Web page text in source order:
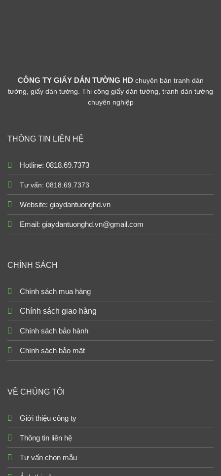
CÔNG TY GIẤY DÁN TƯỜNG HD chuyên bán tranh dán
tường, giấy dán tường. Thi công giấy dán tường, tranh dán tường
chuyên nghiệp
THÔNG TIN LIÊN HỆ
Hotline: 0818.69.7373
Tư vấn: 0818.69.7373
Website: giaydantuonghd.vn
Email: giaydantuonghd.vn@gmail.com
CHÍNH SÁCH
Chính sách mua hàng
Chính sách giao hàng
Chính sách bảo hành
Chính sách bảo mật
VỀ CHÚNG TÔI
Giới thiệu công ty
Thông tin liên hệ
Tư vấn chọn mẫu